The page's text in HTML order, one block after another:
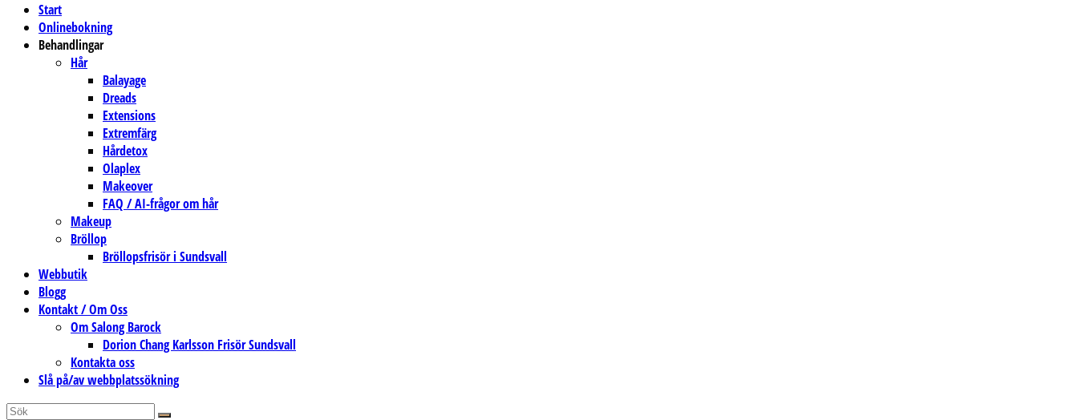
Start
Onlinebokning
Behandlingar
Hår
Balayage
Dreads
Extensions
Extremfärg
Hårdetox
Olaplex
Makeover
FAQ / AI-frågor om hår
Makeup
Bröllop
Bröllopsfrisör i Sundsvall
Webbutik
Blogg
Kontakt / Om Oss
Om Salong Barock
Dorion Chang Karlsson Frisör Sundsvall
Kontakta oss
Slå på/av webbplatssökning